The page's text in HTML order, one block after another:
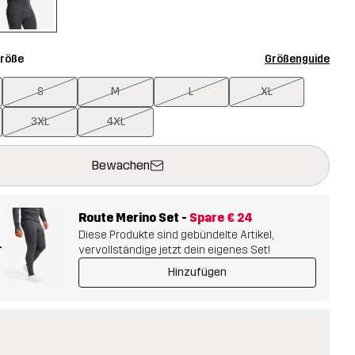
Größenguide
S M L XL
3XL 4XL
Bewachen
öffnet ein Fenster und legt den neuen Artikel in den Warenkorb.
Route Merino Set - Spare € 24
Diese Produkte sind gebündelte Artikel,
vervollständige jetzt dein eigenes Set!
Hinzufügen